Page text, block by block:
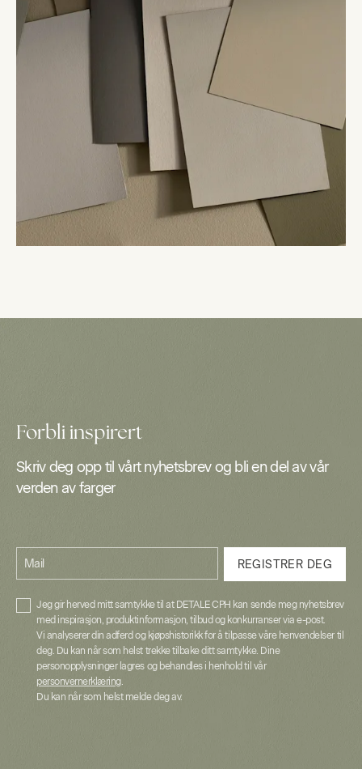
Forbli inspirert
Skriv deg opp til vårt nyhetsbrev og bli en del av vår
verden av farger
Mail REGISTRER DEG
Jeg gir herved mitt samtykke til at DETALE CPH kan sende meg nyhetsbrev
med inspirasjon, produktinformasjon, tilbud og konkurranser via e-post.
Vi analyserer din adferd og kjøpshistorikk for å tilpasse våre henvendelser til
deg. Du kan når som helst trekke tilbake ditt samtykke. Dine
personopplysninger lagres og behandles i henhold til vår
personvernerklæring.
Du kan når som helst melde deg av.